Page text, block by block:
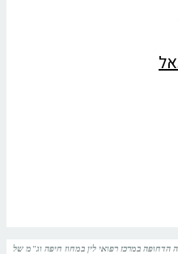
במרכז רפואי לין במחוז חיפה וג"מ של